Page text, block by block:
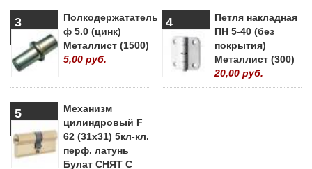
3
Полкодержататель
ф 5.0 (цинк)
Металлист (1500)
5,00 руб.
4
Петля накладная
ПН 5-40 (без
покрытия)
Металлист (300)
20,00 руб.
5
Механизм
цилиндровый F
62 (31х31) 5кл-кл.
перф. латунь
Булат СНЯТ С